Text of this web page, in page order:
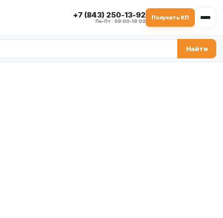
+7 (843) 250-13-92
Пн–Пт · 09:00–18:00
Получить КП
Найти